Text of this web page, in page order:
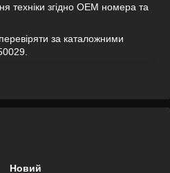
техніки згідно OEM номера та
за каталожними
Новий